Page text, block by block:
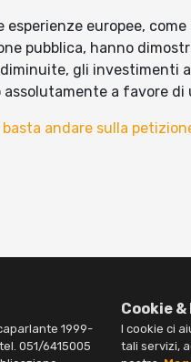
europee,
pubblica, hanno
gli investimenti
a favore di
andare sulla
1999-
051/6415005
Cookie
I cookie ci
tali servizi,